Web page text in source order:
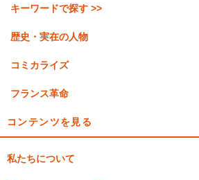
キーワードで探す >>
歴史・実在の人物
コミカライズ
フランス革命
コンテンツを見る
私たちについて